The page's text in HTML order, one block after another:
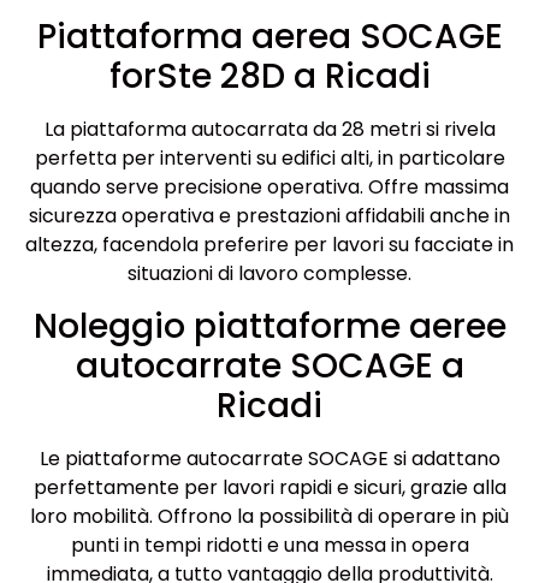
Piattaforma aerea SOCAGE
forSte 28D a Ricadi
La piattaforma autocarrata da 28 metri si rivela
perfetta per interventi su edifici alti, in particolare
quando serve precisione operativa. Offre massima
sicurezza operativa e prestazioni affidabili anche in
altezza, facendola preferire per lavori su facciate in
situazioni di lavoro complesse.
Noleggio piattaforme aeree
autocarrate SOCAGE a
Ricadi
Le piattaforme autocarrate SOCAGE si adattano
perfettamente per lavori rapidi e sicuri, grazie alla
loro mobilità. Offrono la possibilità di operare in più
punti in tempi ridotti e una messa in opera
immediata, a tutto vantaggio della produttività.